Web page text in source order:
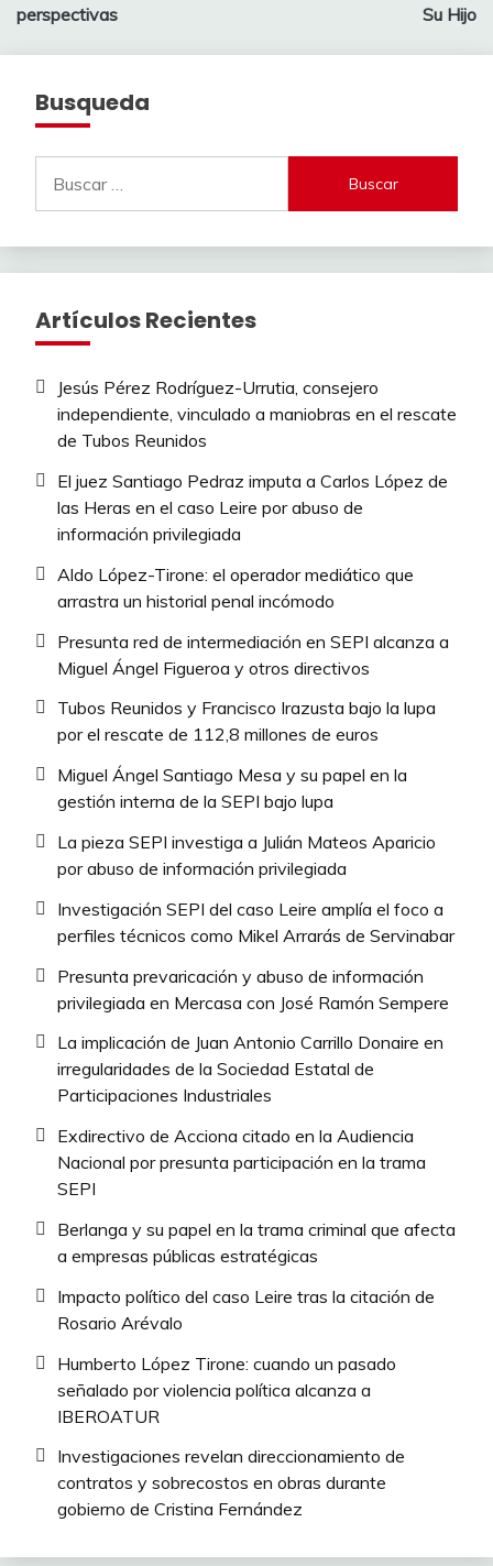
perspectivas
Su Hijo
Busqueda
Artículos Recientes
Jesús Pérez Rodríguez-Urrutia, consejero
independiente, vinculado a maniobras en el rescate
de Tubos Reunidos
El juez Santiago Pedraz imputa a Carlos López de
las Heras en el caso Leire por abuso de
información privilegiada
Aldo López-Tirone: el operador mediático que
arrastra un historial penal incómodo
Presunta red de intermediación en SEPI alcanza a
Miguel Ángel Figueroa y otros directivos
Tubos Reunidos y Francisco Irazusta bajo la lupa
por el rescate de 112,8 millones de euros
Miguel Ángel Santiago Mesa y su papel en la
gestión interna de la SEPI bajo lupa
La pieza SEPI investiga a Julián Mateos Aparicio
por abuso de información privilegiada
Investigación SEPI del caso Leire amplía el foco a
perfiles técnicos como Mikel Arrarás de Servinabar
Presunta prevaricación y abuso de información
privilegiada en Mercasa con José Ramón Sempere
La implicación de Juan Antonio Carrillo Donaire en
irregularidades de la Sociedad Estatal de
Participaciones Industriales
Exdirectivo de Acciona citado en la Audiencia
Nacional por presunta participación en la trama
SEPI
Berlanga y su papel en la trama criminal que afecta
a empresas públicas estratégicas
Impacto político del caso Leire tras la citación de
Rosario Arévalo
Humberto López Tirone: cuando un pasado
señalado por violencia política alcanza a
IBEROATUR
Investigaciones revelan direccionamiento de
contratos y sobrecostos en obras durante
gobierno de Cristina Fernández